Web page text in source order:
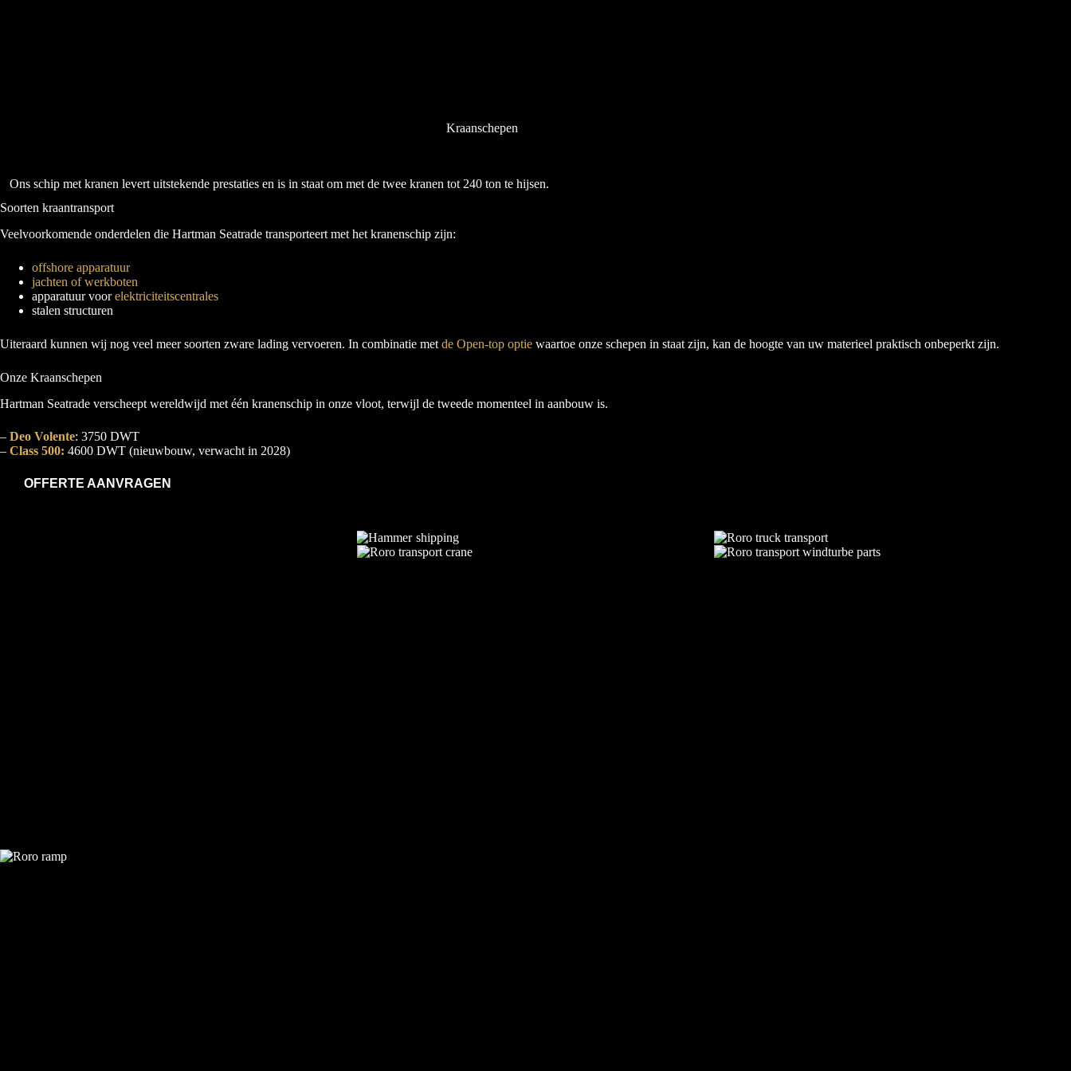
Kraanschepen
Ons schip met kranen levert uitstekende prestaties en is in staat om met de twee kranen tot 240 ton te hijsen.
Soorten kraantransport
Veelvoorkomende onderdelen die Hartman Seatrade transporteert met het kranenschip zijn:
offshore apparatuur
jachten of werkboten
apparatuur voorelektriciteitscentrales
stalen structuren
Uiteraard kunnen wij nog veel meer soorten zware lading vervoeren. In combinatie met de Open-top optie waartoe onze schepen in staat zijn, kan de hoogte van uw materieel praktisch onbeperkt zijn.
Onze Kraanschepen
Hartman Seatrade verscheept wereldwijd met één kranenschip in onze vloot, terwijl de tweede momenteel in aanbouw is.
– Deo Volente: 3750 DWT
– Class 500: 4600 DWT (nieuwbouw, verwacht in 2028)
OFFERTE AANVRAGEN